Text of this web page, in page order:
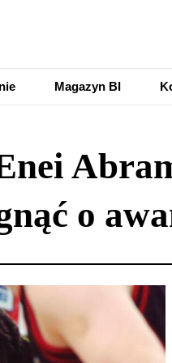
Magazyn BI
o